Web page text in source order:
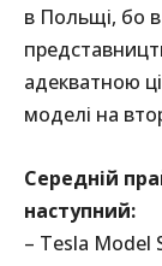
в Польщі, бо
адекватною
моделі на
Середній
наступний:
– Tesla Model